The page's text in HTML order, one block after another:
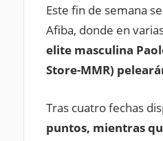
Este fin de semana
Afiba, donde en
elite masculina
Store-MMR)
Tras cuatro fechas
puntos, mientras